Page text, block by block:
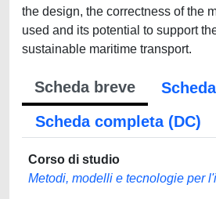
the design, the correctness of the
used and its potential to support
sustainable maritime transport.
Scheda breve
Scheda completa (DC)
Corso di studio
Metodi, modelli e tecnologie per